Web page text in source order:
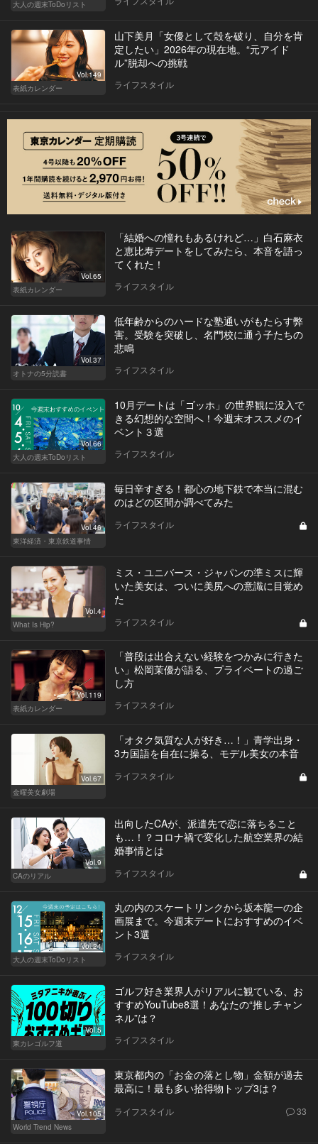
大人の週末ToDoリスト
Vol.149
表紙カレンダー
山下美月「女優として殻を破り、自分を肯
定したい」2026年の現在地。“元アイド
ル”脱却への挑戦
ライフスタイル
Vol.65
表紙カレンダー
「結婚への憧れもあるけれど…」白石麻衣
と恵比寿デートをしてみたら、本音を語っ
てくれた！
ライフスタイル
Vol.37
オトナの5分読書
低年齢からのハードな塾通いがもたらす弊
害。受験を突破し、名門校に通う子たちの
悲鳴
ライフスタイル
Vol.66
大人の週末ToDoリスト
10月デートは「ゴッホ」の世界観に没入で
きる幻想的な空間へ！今週末オススメのイ
ベント３選
ライフスタイル
Vol.46
東洋経済・東京鉄道事情
毎日辛すぎる！都心の地下鉄で本当に混む
のはどの区間か調べてみた
ライフスタイル
Vol.4
What Is Hip?
ミス・ユニバース・ジャパンの準ミスに輝
いた美女は、ついに美尻への意識に目覚め
た
ライフスタイル
Vol.119
表紙カレンダー
「普段は出合えない経験をつかみに行きた
い」松岡茉優が語る、プライベートの過ご
し方
ライフスタイル
Vol.67
金曜美女劇場
「オタク気質な人が好き…！」青学出身・
3カ国語を自在に操る、モデル美女の本音
ライフスタイル
Vol.9
CAのリアル
出向したCAが、派遣先で恋に落ちること
も…！？コロナ禍で変化した航空業界の結
婚事情とは
ライフスタイル
Vol.24
大人の週末ToDoリスト
丸の内のスケートリンクから坂本龍一の企
画展まで。今週末デートにおすすめのイベ
ント3選
ライフスタイル
Vol.5
東カレゴルフ道
ゴルフ好き業界人がリアルに観ている、お
すすめYouTube8選！あなたの“推しチャン
ネル”は？
ライフスタイル
Vol.105
World Trend News
東京都内の「お金の落とし物」金額が過去
最高に！最も多い拾得物トップ3は？
ライフスタイル 33